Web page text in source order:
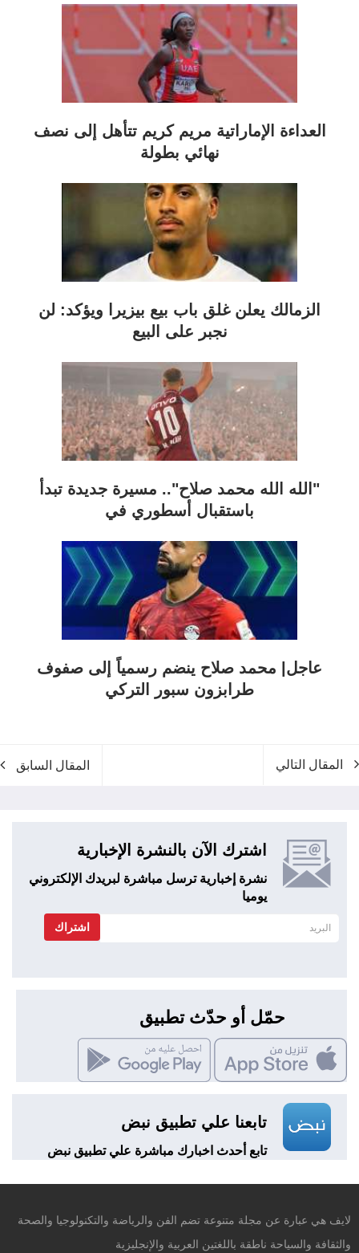
العداءة الإماراتية مريم كريم تتأهل إلى نصف
نهائي بطولة
الزمالك يعلن غلق باب بيع بيزيرا ويؤكد: لن
نجبر على البيع
"الله الله محمد صلاح".. مسيرة جديدة تبدأ
باستقبال أسطوري في
عاجل| محمد صلاح ينضم رسمياً إلى صفوف
طرابزون سبور التركي
المقال التالي المقال السابق
اشترك الآن بالنشرة الإخبارية
نشرة إخبارية ترسل مباشرة لبريدك الإلكتروني
يوميا
اشتراك
حمّل أو حدّث تطبيق
تابعنا علي تطبيق نبض
تابع أحدث اخبارك مباشرة علي تطبيق نبض
لايف هي عبارة عن مجلة متنوعة تضم الفن والرياضة والتكنولوجيا والصحة
والثقافة والسياحة ناطقة باللغتين العربية والإنجليزية